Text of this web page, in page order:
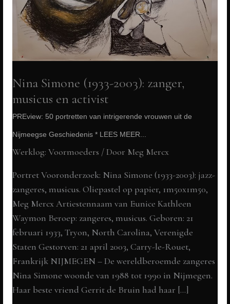
Nina Simone (1933-2003): zanger,
musicus en activist
PREview: 50 portretten van intrigerende vrouwen uit de
Nijmeegse Geschiedenis * LEES MEER...
Werklog: Voormoeders / Door Meg Mercx
Portret Vooronderzoek: Nina Simone (1933-2003): jazz-
zangeres, musicus. Oliepastel op papier, 1m50x1m50,
Meg Mercx Artiestennaam van Eunice Kathleen
Waymon Beroep: zangeres, musicus. Geboren: 21
februari 1933, Tryon, North Carolina, Verenigde
Staten Gestorven: 21 april 2003, Carry-le-Rouet,
Frankrijk NIJMEGEN – De wereldberoemde zangeres
Nina Simone woonde van 1988 tot 1990 in Nijmegen.
Haar beste vriend Gerrit de Bruin had haar […]